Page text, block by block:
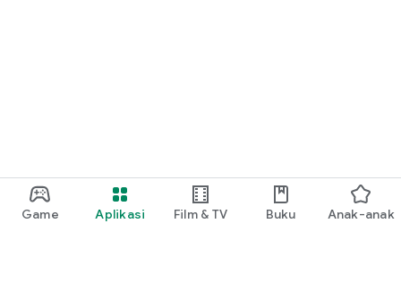
Game Aplikasi Film & TV Buku Anak-anak